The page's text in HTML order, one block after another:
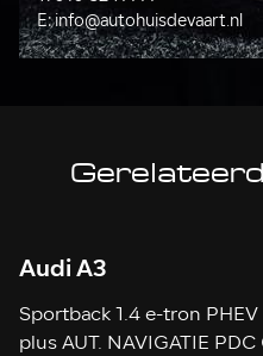
E:info@autohuisdevaart.nl
Audi A3
Sportback 1.4 e-tron
plus AUT. NAVIGATIE